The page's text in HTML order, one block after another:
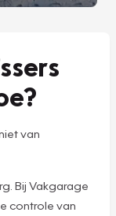
van
Bij Vakgarage
controle van